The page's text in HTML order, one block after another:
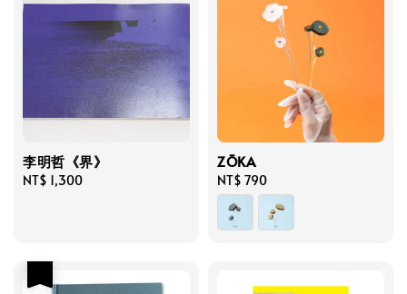
李明哲《界》
Regular
NT$ 1,300
ZŌKA
Regular
price
NT$ 790